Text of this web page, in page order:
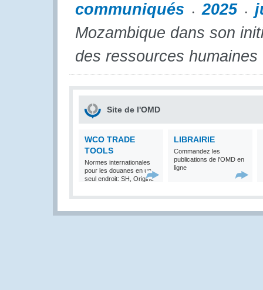
communiqués
2025
Mozambique dans son
des ressources humaines
Site de l'OMD
WCO TRADE
TOOLS
Normes internationales
pour les douanes en un
seul endroit: SH, Origine
LIBRAIRIE
Commandez les
publications de l'OMD en
ligne